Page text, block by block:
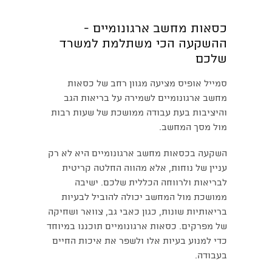
כסאות מחשב ארגונומיים -
ההשקעה הכי משתלמת למשרד
שלכם
סמייל אופיס מציעה מגוון רחב של כסאות
מחשב ארגונומיים לשמירה על בריאות הגב
והיציבות בעת עבודה ממושכת של שעות רבות
מול מסך המחשב.
השקעה בכסאות מחשב ארגונומיים היא לא רק
עניין של נוחות, אלא מהווה החלטה קריטית
לבריאות ולרווחה הכללית שלכם. ישיבה
ממושכת מול המחשב יכולה להוביל לבעיות
בריאותיות שונות, כגון כאבי גב, צוואר ושחיקה
של מפרקים. כסאות ארגונומיים תוכננו במיוחד
כדי למנוע בעיות אלו ולשפר את איכות החיים
בעבודה.